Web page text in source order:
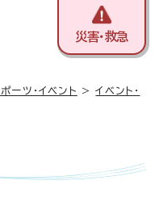
災害・救急
ーツ・イベント >イベント・